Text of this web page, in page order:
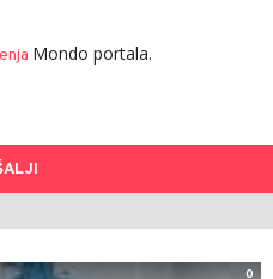
Mondo portala.
0